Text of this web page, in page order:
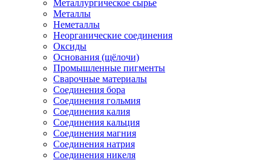
Металлургическое сырье
Металлы
Неметаллы
Неорганические соединения
Оксиды
Основания (щёлочи)
Промышленные пигменты
Сварочные материалы
Соединения бора
Соединения гольмия
Соединения калия
Соединения кальция
Соединения магния
Соединения натрия
Соединения никеля